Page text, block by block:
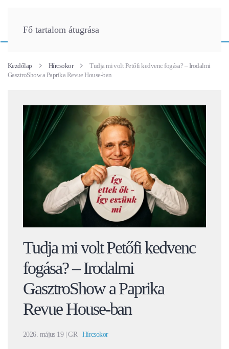
Fő tartalom átugrása
Kezdőlap Hírcsokor
Tudja mi volt Petőfi kedvenc fogása? – Irodalmi
GasztroShow a Paprika Revue House-ban
Tudja mi volt Petőfi kedvenc
fogása? – Irodalmi
GasztroShow a Paprika
Revue House-ban
2026. május 19| GR | Hírcsokor